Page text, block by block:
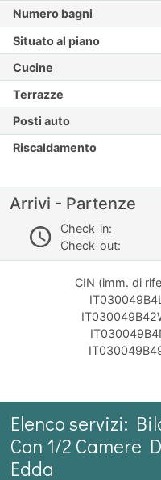
Numero bagni
Situato al piano
Cucine
Terrazze
Posti auto
Riscaldamento
Arrivi - Partenze
Check-in:
Check-out:
CIN (imm. di
Elenco servizi:
Con 1/2 Camere
Edda